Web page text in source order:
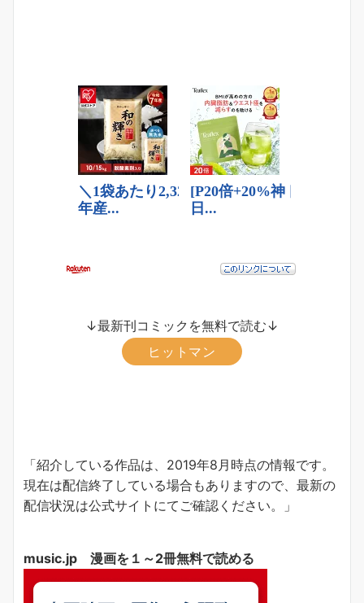
↓最新刊コミックを無料で読む↓
ヒットマン
「紹介している作品は、2019年8月時点の情報です。
現在は配信終了している場合もありますので、最新の
配信状況は公式サイトにてご確認ください。」
music.jp 漫画を１～2冊無料で読める